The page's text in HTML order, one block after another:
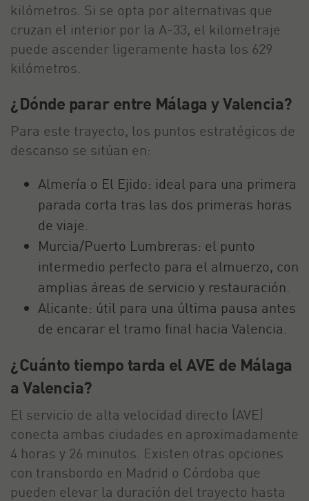
kilómetros. Si se opta por alternativas que
cruzan el interior por la A-33, el kilometraje
puede ascender ligeramente hasta los 629
kilómetros.
¿Dónde parar entre Málaga y Valencia?
Para este trayecto, los puntos estratégicos de
descanso se sitúan en:
Almería o El Ejido: ideal para una primera
parada corta tras las dos primeras horas
de viaje.
Murcia/Puerto Lumbreras: el punto
intermedio perfecto para el almuerzo, con
amplias áreas de servicio y restauración.
Alicante: útil para una última pausa antes
de encarar el tramo final hacia Valencia.
¿Cuánto tiempo tarda el AVE de Málaga
a Valencia?
El servicio de alta velocidad directo (AVE)
conecta ambas ciudades en aproximadamente
4 horas y 26 minutos. Existen otras opciones
con transbordo en Madrid o Córdoba que
pueden elevar la duración del trayecto hasta